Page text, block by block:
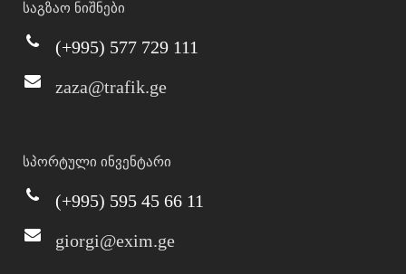
საგზაო ნიშნები
(+995) 577 729 111
zaza@trafik.ge
სპორტული ინვენტარი
(+995) 595 45 66 11
giorgi@exim.ge